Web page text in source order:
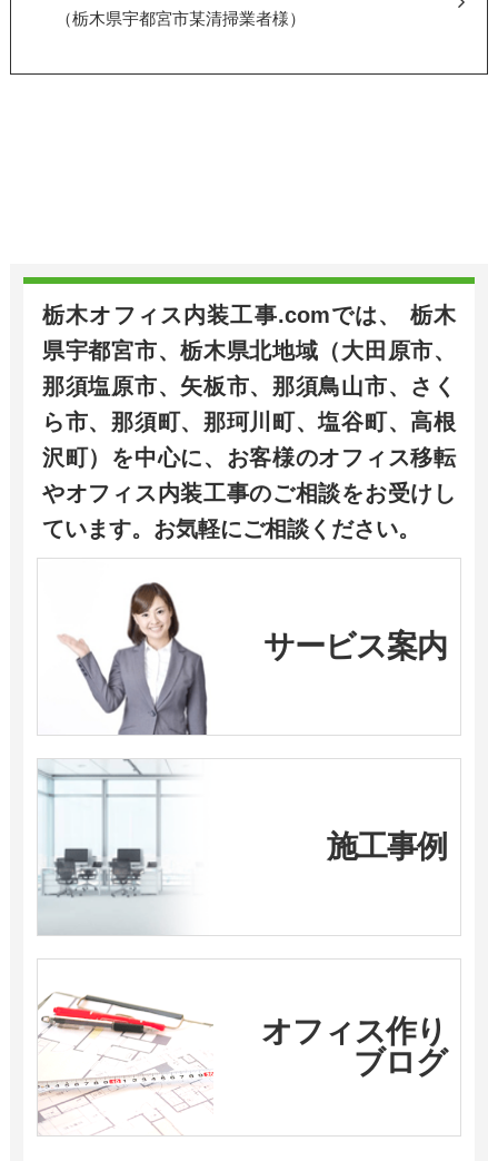
（栃木県宇都宮市某清掃業者様）
栃木オフィス内装工事.comでは、 栃木
県宇都宮市、栃木県北地域（大田原市、
那須塩原市、矢板市、那須鳥山市、さく
ら市、那須町、那珂川町、塩谷町、高根
沢町）を中心に、お客様のオフィス移転
やオフィス内装工事のご相談をお受けし
ています。お気軽にご相談ください。
サービス案内
施工事例
オフィス作り
ブログ